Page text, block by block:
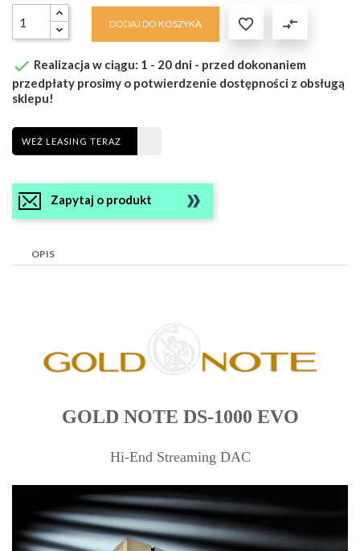
DODAJ DO KOSZYKA  compare_arrows
 Realizacja w ciągu: 1 - 20 dni - przed dokonaniem
przedpłaty prosimy o potwierdzenie dostępności z obsługą
sklepu!
WEŹ LEASING TERAZ
Zapytaj o produkt
OPIS
GOLD NOTE DS-1000 EVO
Hi-End Streaming DAC